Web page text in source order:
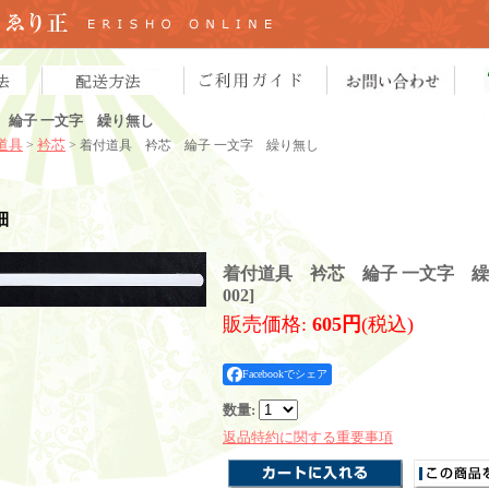
子 一文字 繰り無し
具 > 衿芯 > 着付道具 衿芯 綸子 一文字 繰り無し
着付道具 衿芯 綸子 一文字 繰
002]
販売価格: 605円(税込)
Facebookでシェア
数量:
返品特約に関する重要事項